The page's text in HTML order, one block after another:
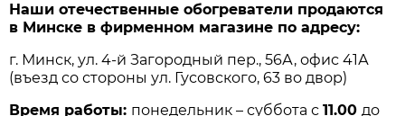
Наши отечественные обогреватели продаются
в Минске в фирменном магазине по адресу:
г. Минск, ул. 4-й Загородный пер., 56А, офис 41А
(въезд со стороны ул. Гусовского, 63 во двор)
Время работы: понедельник – суббота с11.00до